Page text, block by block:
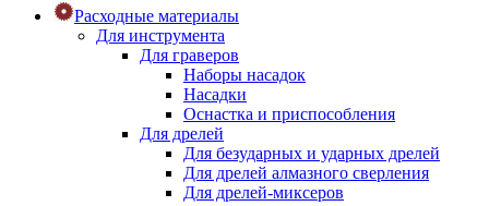
Расходные материалы
Для инструмента
Для граверов
Наборы насадок
Насадки
Оснастка и приспособления
Для дрелей
Для безударных и ударных дрелей
Для дрелей алмазного сверления
Для дрелей-миксеров